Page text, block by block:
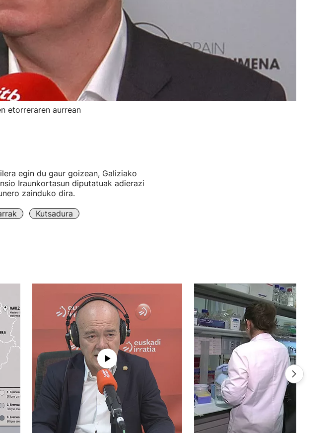
etorreraren aurrean
egin du gaur goizean, Galiziako
Iraunkortasun diputatuak adierazi
zainduko dira.
Kutsadura